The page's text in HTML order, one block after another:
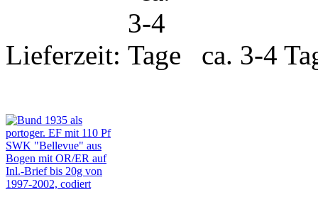
Lieferzeit: ca. 3-4